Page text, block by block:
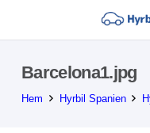
Barcelona1.jpg
Hem Hyrbil Spanien